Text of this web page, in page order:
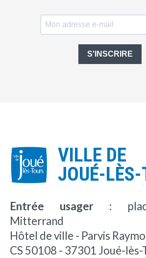
S'INSCRIRE
VILLE DE
JOUÉ-LÈS-
Entrée usager :
Mitterrand
Hôtel de ville - Parvis
CS 50108 - 37301 Joué-lès-